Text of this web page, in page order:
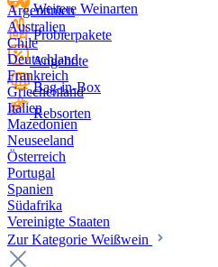
Weitere Weinarten
Probierpakete
Angebote
Bag-in-Box
Rebsorten
Argentinien
Australien
Chile
Deutschland
Frankreich
Griechenland
Italien
Mazedonien
Neuseeland
Österreich
Portugal
Spanien
Südafrika
Vereinigte Staaten
Zur Kategorie Weißwein